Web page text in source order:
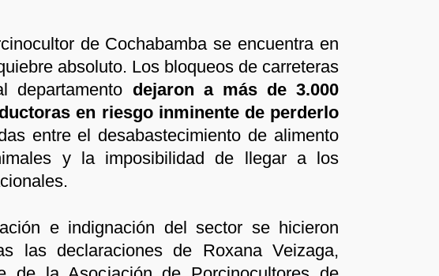
de Cochabamba se encuentra en
absoluto. Los bloqueos de carreteras
departamento dejaron a más de 3.000
en riesgo inminente de perderlo
entre el desabastecimiento de alimento
y la imposibilidad de llegar a los
e indignación del sector se hicieron
las declaraciones de Roxana Veizaga,